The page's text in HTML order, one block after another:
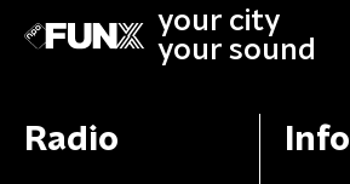
your city
your sound
Radio Info